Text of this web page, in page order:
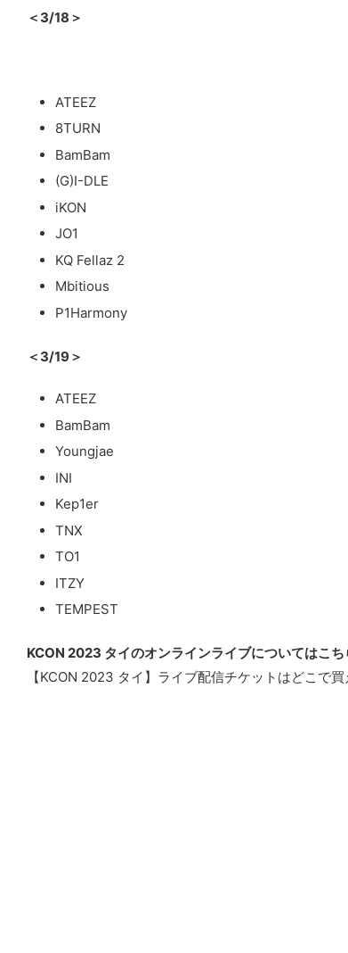
＜3/18＞
ATEEZ
8TURN
BamBam
(G)I-DLE
iKON
JO1
KQ Fellaz 2
Mbitious
P1Harmony
＜3/19＞
ATEEZ
BamBam
Youngjae
INI
Kep1er
TNX
TO1
ITZY
TEMPEST
KCON 2023 タイのオンラインライブについてはこ
【KCON 2023 タイ】ライブ配信チケットはどこで